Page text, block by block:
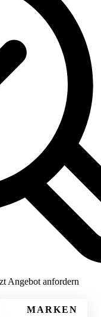
Angebot anfordern
MARKEN